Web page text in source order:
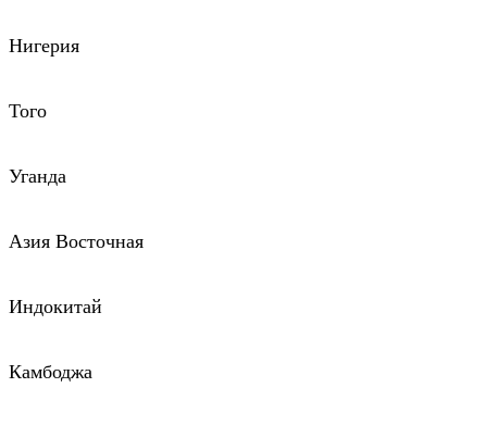
Нигерия
Того
Уганда
Азия Восточная
Индокитай
Камбоджа